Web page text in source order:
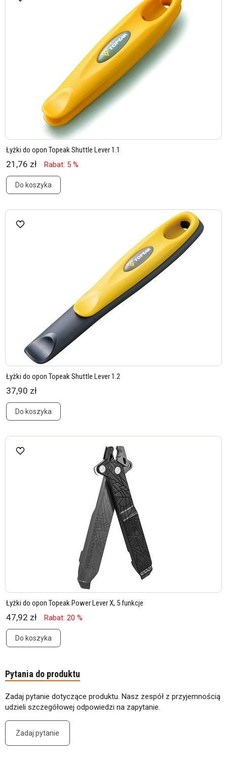
Łyżki do opon Topeak Shuttle Lever 1.1
21,76 zł Rabat: 5 %
Do koszyka
Łyżki do opon Topeak Shuttle Lever 1.2
37,90 zł
Do koszyka
Łyżki do opon Topeak Power Lever X, 5 funkcje
47,92 zł Rabat: 20 %
Do koszyka
Pytania do produktu
Zadaj pytanie dotyczące produktu. Nasz zespół z przyjemnością
udzieli szczegółowej odpowiedzi na zapytanie.
Zadaj pytanie